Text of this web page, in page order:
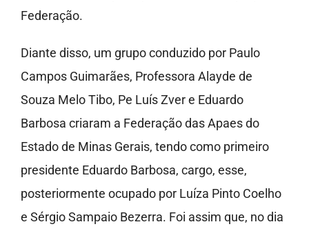
Federação.
Diante disso, um grupo conduzido por Paulo
Campos Guimarães, Professora Alayde de
Souza Melo Tibo, Pe Luís Zver e Eduardo
Barbosa criaram a Federação das Apaes do
Estado de Minas Gerais, tendo como primeiro
presidente Eduardo Barbosa, cargo, esse,
posteriormente ocupado por Luíza Pinto Coelho
e Sérgio Sampaio Bezerra. Foi assim que, no dia